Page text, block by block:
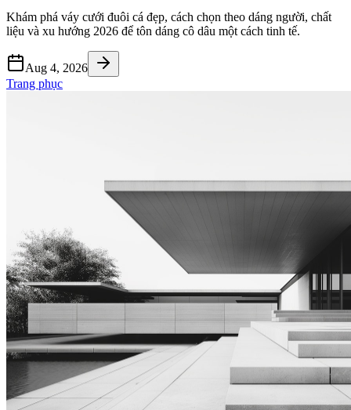
Khám phá váy cưới đuôi cá đẹp, cách chọn theo dáng người, chất
liệu và xu hướng 2026 để tôn dáng cô dâu một cách tinh tế.
Aug 4, 2026
Trang phục